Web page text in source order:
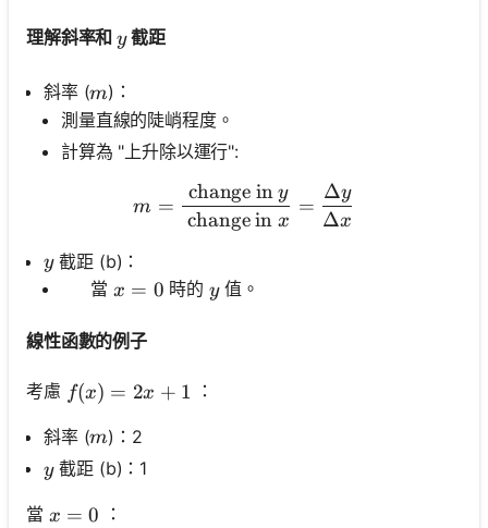
理解斜率和y
y截距
斜率 (m
m)：
測量直線的陡峭程度。
計算為 "上升除以運行":
m=\frac{\text { change
m =
change in x
change iny
=
Δx
Δy
y
y截距 (b)：
\,\quad
當x=0
x = 0 時的 y
y值。
線性函數的例子
考慮 f(x)=2 x+1
f(x) = 2x + 1 ：
斜率 (m
m)：2
y
y截距 (b)：1
當 x=0
x = 0 ：